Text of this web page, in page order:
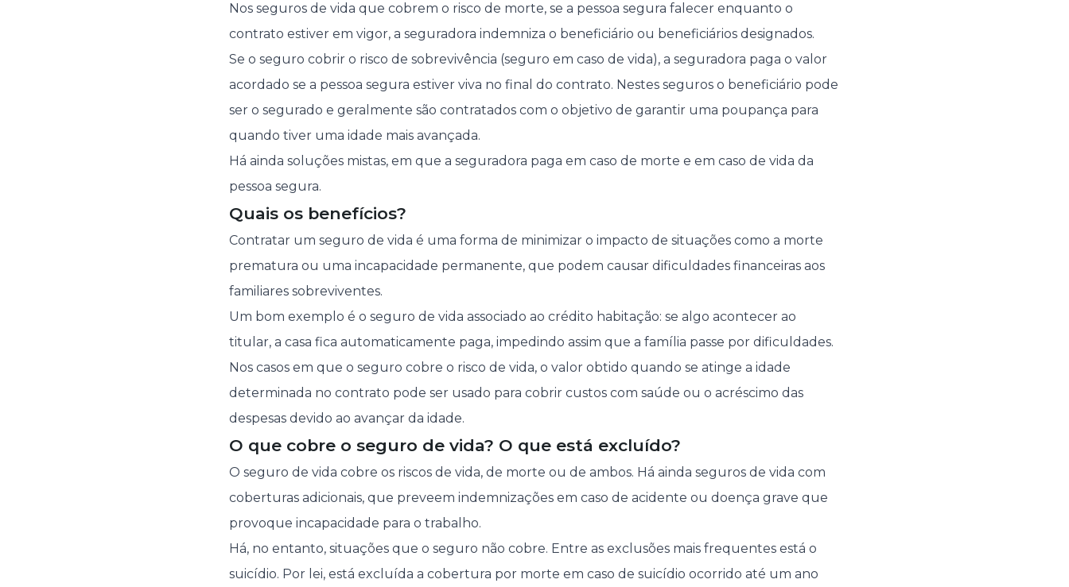
Nos seguros de vida que cobrem o risco de morte, se a pessoa segura falecer enquanto o
contrato estiver em vigor, a seguradora indemniza o beneficiário ou beneficiários designados.
Se o seguro cobrir o risco de sobrevivência (seguro em caso de vida), a seguradora paga o valor
acordado se a pessoa segura estiver viva no final do contrato. Nestes seguros o beneficiário pode
ser o segurado e geralmente são contratados com o objetivo de garantir uma poupança para
quando tiver uma idade mais avançada.
Há ainda soluções mistas, em que a seguradora paga em caso de morte e em caso de vida da
pessoa segura.
Quais os benefícios?
Contratar um seguro de vida é uma forma de minimizar o impacto de situações como a morte
prematura ou uma incapacidade permanente, que podem causar dificuldades financeiras aos
familiares sobreviventes.
Um bom exemplo é o seguro de vida associado ao crédito habitação: se algo acontecer ao
titular, a casa fica automaticamente paga, impedindo assim que a família passe por dificuldades.
Nos casos em que o seguro cobre o risco de vida, o valor obtido quando se atinge a idade
determinada no contrato pode ser usado para cobrir custos com saúde ou o acréscimo das
despesas devido ao avançar da idade.
O que cobre o seguro de vida? O que está excluído?
O seguro de vida cobre os riscos de vida, de morte ou de ambos. Há ainda seguros de vida com
coberturas adicionais, que preveem indemnizações em caso de acidente ou doença grave que
provoque incapacidade para o trabalho.
Há, no entanto, situações que o seguro não cobre. Entre as exclusões mais frequentes está o
suicídio. Por lei, está excluída a cobertura por morte em caso de suicídio ocorrido até um ano